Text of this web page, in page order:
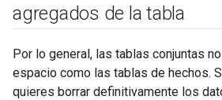
agregados de la tabla
Por lo general, las tablas conjuntas
espacio como las tablas de hechos.
quieres borrar definitivamente los